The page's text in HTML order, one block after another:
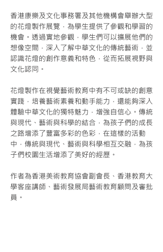
Next
香港康樂及文化事務署及其他機構會舉辦大型
的花燈製作展覽，為學生提供了參觀和學習的
機會。透過實地參觀，學生們可以擴展他們的
想像空間，深入了解中華文化的傳統藝術，並
認識花燈的創作意義和特色，從而拓展視野與
文化認同。
花燈製作在視覺藝術教育中有不可或缺的創意
實踐，培養藝術素養和動手能力，還能夠深入
體驗中華文化的獨特魅力，增強自信心。傳統
與現代、藝術與科學的結合，為孩子們的成長
之路增添了豐富多彩的色彩，在這樣的活動
中，傳統與現代、藝術與科學相互交融，為孩
子們校園生活增添了美好的經歷。
作者為香港美術教育協會副會長、香港教育大
學客座講師、藝術發展局藝術教育顧問及審批
員。